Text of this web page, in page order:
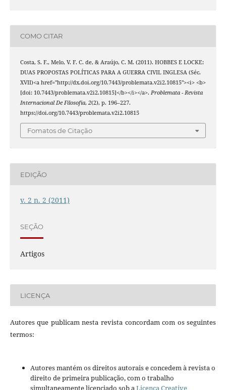
COMO CITAR
Costa, S. F., Melo, V. F. C. de, & Araújo, C. M. (2011). HOBBES E LOCKE:
DUAS PROPOSTAS POLÍTICAS PARA A GUERRA CIVIL INGLESA (Séc.
XVII)<a href="http://dx.doi.org/10.7443/problemata.v2i2.10815"><i> <b>
[doi: 10.7443/problemata.v2i2.10815]</b></i></a>. Problemata - Revista
Internacional De Filosofia, 2(2), p. 196–227.
https://doi.org/10.7443/problemata.v2i2.10815
Fomatos de Citação
EDIÇÃO
v. 2 n. 2 (2011)
SEÇÃO
Artigos
LICENÇA
Autores que publicam nesta revista concordam com os seguintes
termos:
Autores mantém os direitos autorais e concedem à revista o
direito de primeira publicação, com o trabalho
simultaneamente licenciado sob a Licença Creative